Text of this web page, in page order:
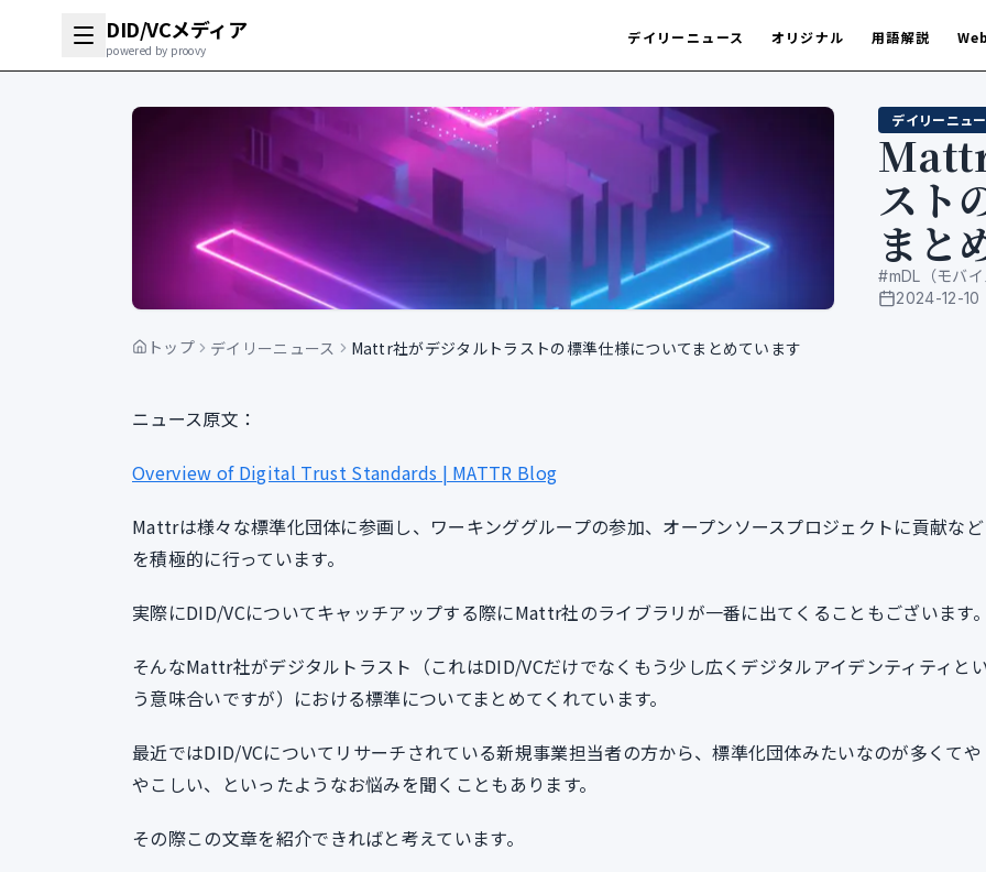
DID/VCメディア
powered by proovy
デイリーニュース オリジナル 用語解説
デイリーニュ
スト
まと
#mDL（モバ
公開日
2024-12-10
トップ デイリーニュース Mattr社がデジタルトラストの標準仕様についてまとめています
ニュース原文：
Overview of Digital Trust Standards | MATTR Blog
Mattrは様々な標準化団体に参画し、ワーキンググループの参加、オープンソースプロジェクトに貢献など
を積極的に行っています。
実際にDID/VCについてキャッチアップする際にMattr社のライブラリが一番に出てくることもございます
そんなMattr社がデジタルトラスト（これはDID/VCだけでなくもう少し広くデジタルアイデンティティと
う意味合いですが）における標準についてまとめてくれています。
最近ではDID/VCについてリサーチされている新規事業担当者の方から、標準化団体みたいなのが多くてや
やこしい、といったようなお悩みを聞くこともあります。
その際この文章を紹介できればと考えています。